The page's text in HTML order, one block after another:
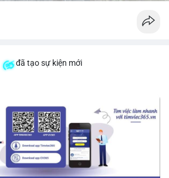
đã tạo sự kiện mới